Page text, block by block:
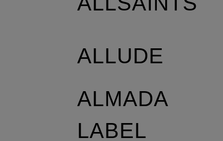
ALLUDE
ALMADA
LABEL